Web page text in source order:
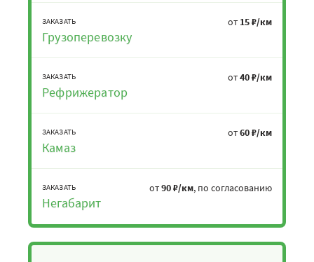
ЗАКАЗАТЬ
Грузоперевозку
от 15 ₽/км
ЗАКАЗАТЬ
Рефрижератор
от40 ₽/км
ЗАКАЗАТЬ
Камаз
от60 ₽/км
ЗАКАЗАТЬ
Негабарит
от90 ₽/км, по согласованию